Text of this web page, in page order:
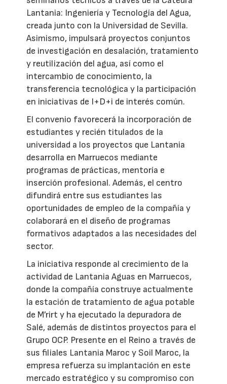
Lantania: Ingeniería y Tecnología del Agua,
creada junto con la Universidad de Sevilla.
Asimismo, impulsará proyectos conjuntos
de investigación en desalación, tratamiento
y reutilización del agua, así como el
intercambio de conocimiento, la
transferencia tecnológica y la participación
en iniciativas de I+D+i de interés común.
El convenio favorecerá la incorporación de
estudiantes y recién titulados de la
universidad a los proyectos que Lantania
desarrolla en Marruecos mediante
programas de prácticas, mentoría e
inserción profesional. Además, el centro
difundirá entre sus estudiantes las
oportunidades de empleo de la compañía y
colaborará en el diseño de programas
formativos adaptados a las necesidades del
sector.
La iniciativa responde al crecimiento de la
actividad de Lantania Aguas en Marruecos,
donde la compañía construye actualmente
la estación de tratamiento de agua potable
de M’rirt y ha ejecutado la depuradora de
Salé, además de distintos proyectos para el
Grupo OCP. Presente en el Reino a través de
sus filiales Lantania Maroc y Soil Maroc, la
empresa refuerza su implantación en este
mercado estratégico y su compromiso con